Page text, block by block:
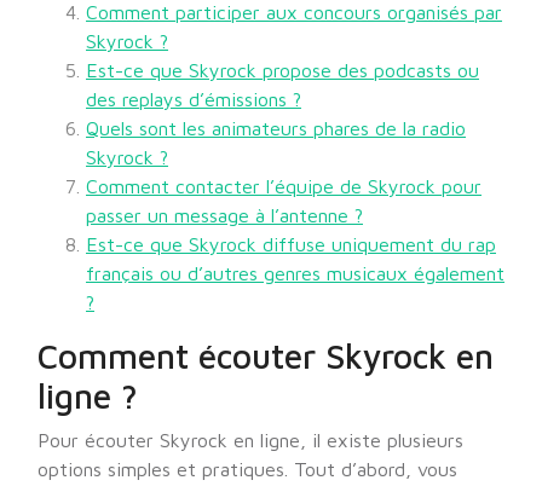
Comment participer aux concours organisés par
Skyrock ?
Est-ce que Skyrock propose des podcasts ou
des replays d’émissions ?
Quels sont les animateurs phares de la radio
Skyrock ?
Comment contacter l’équipe de Skyrock pour
passer un message à l’antenne ?
Est-ce que Skyrock diffuse uniquement du rap
français ou d’autres genres musicaux également
?
Comment écouter Skyrock en
ligne ?
Pour écouter Skyrock en ligne, il existe plusieurs
options simples et pratiques. Tout d’abord, vous